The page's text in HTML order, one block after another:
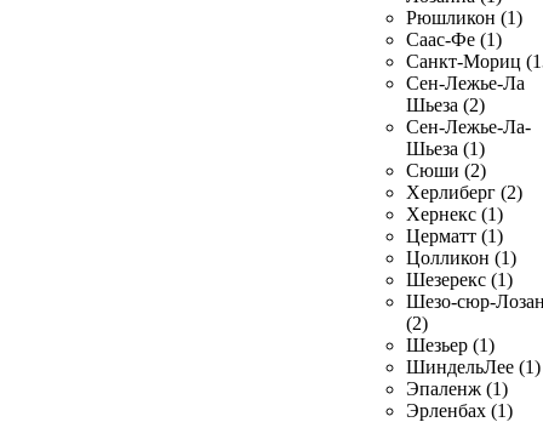
Рюшликон (1)
Саас-Фе (1)
Санкт-Мориц
Сен-Лежье-Ла
Шьеза (2)
Сен-Лежье-Ла-
Шьеза (1)
Сюши (2)
Херлиберг (2)
Хернекс (1)
Церматт (1)
Цолликон (1)
Шезерекс (1)
Шезо-сюр-
(2)
Шезьер (1)
ШиндельЛее (1)
Эпаленж (1)
Эрленбах (1)